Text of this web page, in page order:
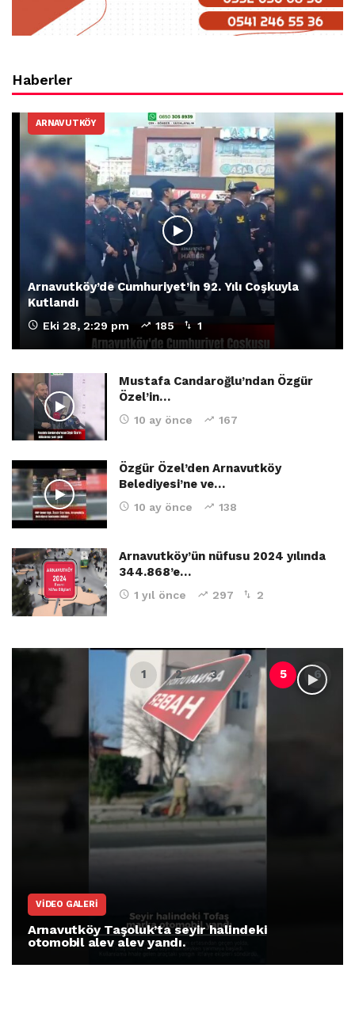
Haberler
ARNAVUTKÖY
Arnavutköy’de Cumhuriyet’in 92. Yılı Coşkuyla
Kutlandı
Eki 28, 2:29 pm 185 1
Mustafa Candaroğlu’ndan Özgür
Özel’in…
10 ay önce 167
Özgür Özel’den Arnavutköy
Belediyesi’ne ve…
10 ay önce 138
Arnavutköy’ün nüfusu 2024 yılında
344.868’e…
1 yıl önce 297 2
VIDEO GALERI
Arnavutköy Taşoluk’ta seyir halindeki
otomobil alev alev yandı.